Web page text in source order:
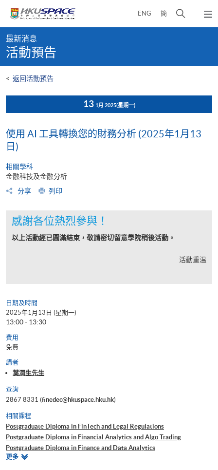
content
ENG 簡
開
彈
出
content
start
最新消息
活動預告
< 返回活動預告
13 1月 2025(星期一)
使用 AI 工具轉換您的財務分析 (2025年1月13
日)
相關學科
金融科技及金融分析
分享
列印
感謝各位熱烈參與！
以上活動經已圓滿結束，敬請密切留意學院稍後活動。
活動重温
日期及時間
2025年1月13日 (星期一)
13:00 - 13:30
費用
免費
講者
葉潤生先生
查詢
2867 8331 (finedec@hkuspace.hku.hk)
相關課程
Postgraduate Diploma in FinTech and Legal Regulations
Postgraduate Diploma in Financial Analytics and Algo Trading
Postgraduate Diploma in Finance and Data Analytics
Certificate for Module (Technical Analysis and Data Analytics for Stock
更多相